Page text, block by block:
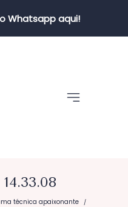
Whatsapp aqui!
técnica apaixonante /